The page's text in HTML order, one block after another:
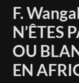
F.
N’ÊTES
OU
EN